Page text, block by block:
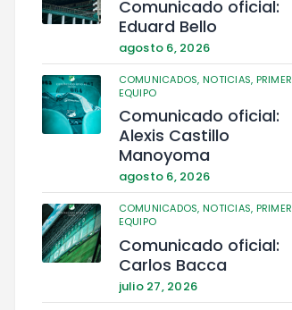
Comunicado oficial:
Eduard Bello
agosto 6, 2026
COMUNICADOS, NOTICIAS, PRIMER
EQUIPO
Comunicado oficial:
Alexis Castillo
Manoyoma
agosto 6, 2026
COMUNICADOS, NOTICIAS, PRIMER
EQUIPO
Comunicado oficial:
Carlos Bacca
julio 27, 2026